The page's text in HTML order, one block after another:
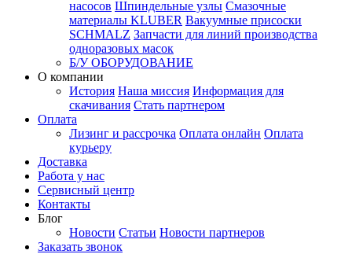
насосов Шпиндельные узлы Смазочные
материалы KLUBER Вакуумные присоски
SCHMALZ Запчасти для линий производства
одноразовых масок
Б/У ОБОРУДОВАНИЕ
О компании
История Наша миссия Информация для
скачивания Стать партнером
Оплата
Лизинг и рассрочка Оплата онлайн Оплата
курьеру
Доставка
Работа у нас
Сервисный центр
Контакты
Блог
Новости Статьи Новости партнеров
Заказать звонок